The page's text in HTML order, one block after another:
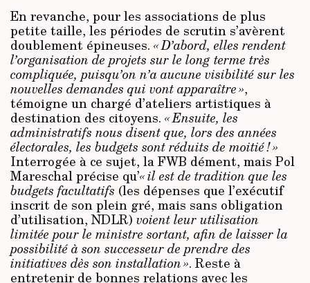
En revanche, pour les associations de plus
petite taille, les périodes de scrutin s’avèrent
doublement épineuses. « D’abord, elles rendent
l’organisation de projets sur le long terme très
compliquée, puisqu’on n’a aucune visibilité sur les
nouvelles demandes qui vont apparaître »,
témoigne un chargé d’ateliers artistiques à
destination des citoyens. « Ensuite, les
administratifs nous disent que, lors des années
électorales, les budgets sont réduits de moitié ! »
Interrogée à ce sujet, la FWB dément, mais Pol
Mareschal précise qu’« il est de tradition que les
budgets facultatifs (les dépenses que l’exécutif
inscrit de son plein gré, mais sans obligation
d’utilisation, NDLR) voient leur utilisation
limitée pour le ministre sortant, afin de laisser la
possibilité à son successeur de prendre des
initiatives dès son installation ». Reste à
entretenir de bonnes relations avec les